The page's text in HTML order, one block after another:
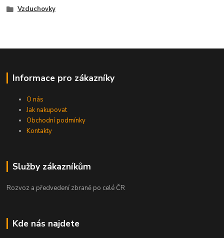
Vzduchovky
Informace pro zákazníky
O nás
Jak nakupovat
Obchodní podmínky
Kontakty
Služby zákazníkům
Rozvoz a předvedení zbraně po celé ČR
Kde nás najdete